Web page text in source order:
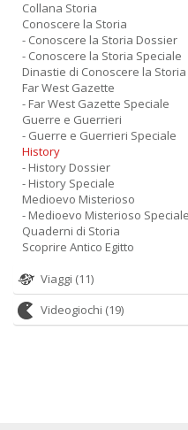
Collana Storia
Conoscere la Storia
- Conoscere la Storia Dossier
- Conoscere la Storia Speciale
Dinastie di Conoscere la Storia
Far West Gazette
- Far West Gazette Speciale
Guerre e Guerrieri
- Guerre e Guerrieri Speciale
History
- History Dossier
- History Speciale
Medioevo Misterioso
- Medioevo Misterioso Speciale
Quaderni di Storia
Scoprire Antico Egitto
Viaggi (11)
Videogiochi (19)